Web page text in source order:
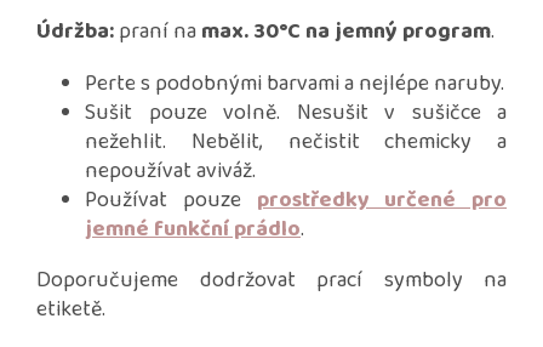
Údržba:praní namax. 30°C na jemný program.
Perte s podobnými barvami a nejlépe naruby.
Sušit pouze volně. Nesušit v sušičce a
nežehlit. Nebělit, nečistit chemicky a
nepoužívat aviváž.
Používat pouze prostředky určené pro
jemné funkční prádlo.
Doporučujeme dodržovat prací symboly na
etiketě.